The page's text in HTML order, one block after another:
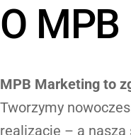
O
MPB Marketing to
Tworzymy
realizację – a naszą